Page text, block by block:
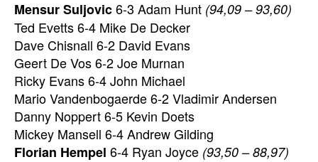
Mensur Suljovic6-3 Adam Hunt (94,09 – 93,60)
Ted Evetts 6-4 Mike De Decker
Dave Chisnall 6-2 David Evans
Geert De Vos 6-2 Joe Murnan
Ricky Evans 6-4 John Michael
Mario Vandenbogaerde 6-2 Vladimir Andersen
Danny Noppert 6-5 Kevin Doets
Mickey Mansell 6-4 Andrew Gilding
Florian Hempel 6-4 Ryan Joyce (93,50 – 88,97)